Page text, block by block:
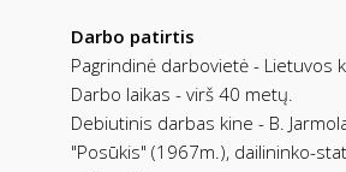
Darbo patirtis
Pagrindinė darbovietė - Lietuvos
Darbo laikas - virš 40 metų.
Debiutinis darbas kine - B.
"Posūkis" (1967m.), dailininko-